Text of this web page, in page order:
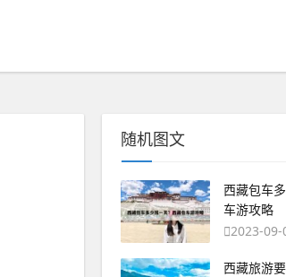
随机图文
西藏包车
车游攻略
2023-09-
西藏旅游